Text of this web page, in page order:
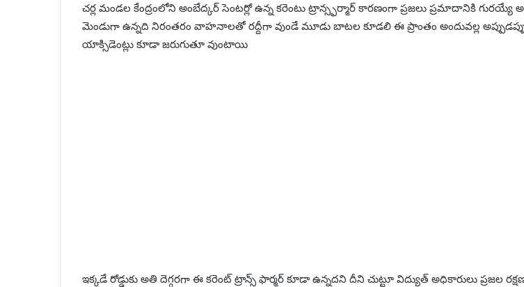
చర్ల మండల కేంద్రంలోని అంబేద్కర్ సెంటర్లో ఉన్న కరెంటు ట్రాన్స్ఫర్మార్ కారణంగా ప్రజలు ప్రమాదానికి గురయ్యే
మెండుగా ఉన్నది నిరంతరం వాహనాలతో రద్దీగా వుండే మూడు బాటల కూడలి ఈ ప్రాంతం అందువల్ల
యాక్సిడెంట్లు కూడా జరుగుతూ వుంటాయి
ఇక్కడే రోడ్డుకు అతి దెగ్గరగా ఈ కరెంట్ ట్రాన్స్ ఫార్మర్ కూడా ఉన్నదని దీని చుట్టూ విద్యుత్ అధికారులు ప్రజల